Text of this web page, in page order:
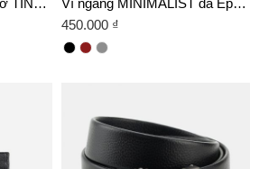
Thắt lưng da bò công sở TINO 07 -D02 TRẮNG Ví ngang MINIMALIST da Epsom cao cấp
450.000 ₫